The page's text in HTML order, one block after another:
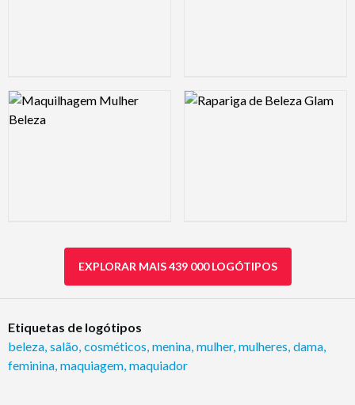
Logo Preview Image Logo Preview Image
EXPLORAR MAIS 439 000 LOGÓTIPOS
Etiquetas de logótipos
beleza salão cosméticos menina mulher, mulheres dama
feminina maquiagem maquiador